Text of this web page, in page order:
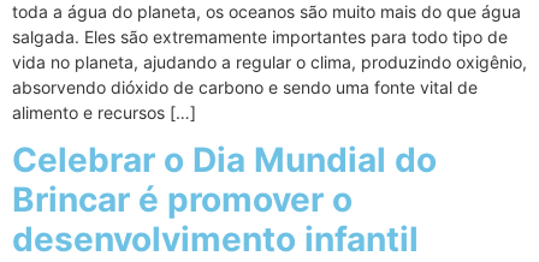
toda a água do planeta, os oceanos são muito mais do que água
salgada. Eles são extremamente importantes para todo tipo de
vida no planeta, ajudando a regular o clima, produzindo oxigênio,
absorvendo dióxido de carbono e sendo uma fonte vital de
alimento e recursos […]
Celebrar o Dia Mundial do
Brincar é promover o
desenvolvimento infantil